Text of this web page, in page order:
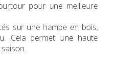
pour une meilleure
sur une hampe en bois,
Cela permet une haute